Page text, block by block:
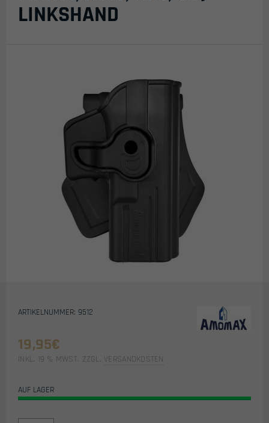
LINKSHAND
ARTIKELNUMMER: 9512
19,95€
INKL. 19 % MWST. ZZGL. VERSANDKOSTEN
AUF LAGER